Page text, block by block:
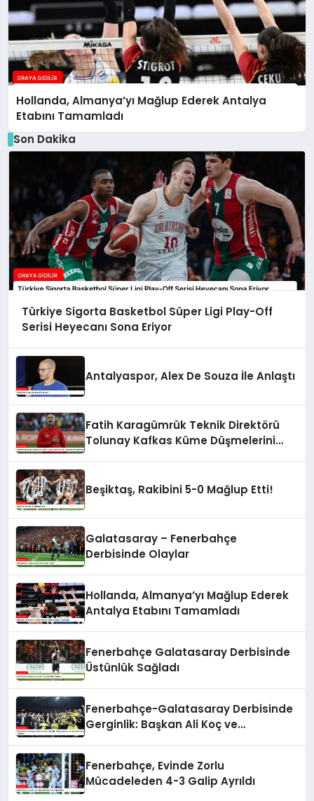
Hollanda, Almanya’yı Mağlup Ederek Antalya
Etabını Tamamladı
Son Dakika
Türkiye Sigorta Basketbol Süper Ligi Play-Off
Serisi Heyecanı Sona Eriyor
Antalyaspor, Alex De Souza İle Anlaştı
Fatih Karagümrük Teknik Direktörü
Tolunay Kafkas Küme Düşmelerini
Beşiktaş, Rakibini 5-0 Mağlup Etti!
Galatasaray – Fenerbahçe
Derbisinde Olaylar
Hollanda, Almanya’yı Mağlup Ederek
Antalya Etabını Tamamladı
Fenerbahçe Galatasaray Derbisinde
Üstünlük Sağladı
Fenerbahçe-Galatasaray Derbisinde
Gerginlik: Başkan Ali Koç ve
Fenerbahçe, Evinde Zorlu
Mücadeleden 4-3 Galip Ayrıldı